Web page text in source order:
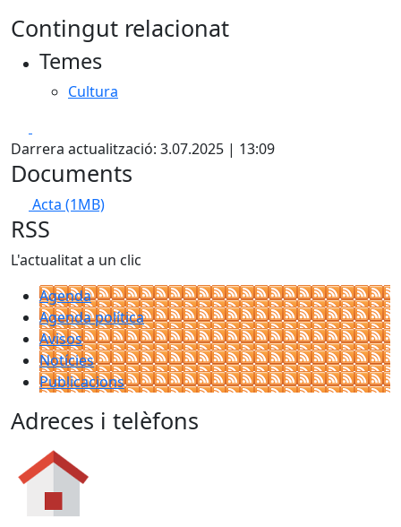
Contingut relacionat
Temes
Cultura
Darrera actualització: 3.07.2025 | 13:09
Documents
Acta (1MB)
RSS
L'actualitat a un clic
Agenda
Agenda política
Avisos
Notícies
Publicacions
Adreces i telèfons